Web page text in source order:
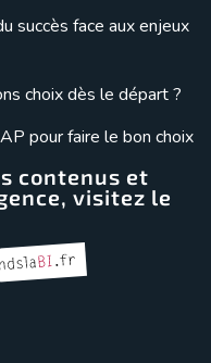
succès face aux enjeux
choix dès le départ ?
pour faire le bon choix
contenus et
visitez le